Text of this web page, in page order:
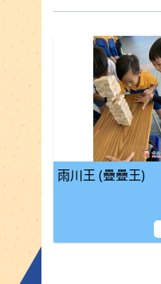
雨川王 (疊疊王)